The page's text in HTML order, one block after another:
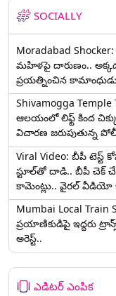
SOCIALLY
Moradabad
మహిళపై దారుణం.. అక్కడ
ప్రయత్నించిన
Shivamogga
ఆలయంలో లిఫ్ట్ కింద
విచారణ జరుపుతున్న
Viral Video: బీపీ టెస్ట్‌
స్టూల్‌తో దాడి.. బీపీ చెక్
కామెంట్లు.. వైరల్ వీడియో
Mumbai Local
ప్రయాణికుడిపై ఇద్దరు
అరెస్ట్..
ఎడిటర్ ఎంపిక